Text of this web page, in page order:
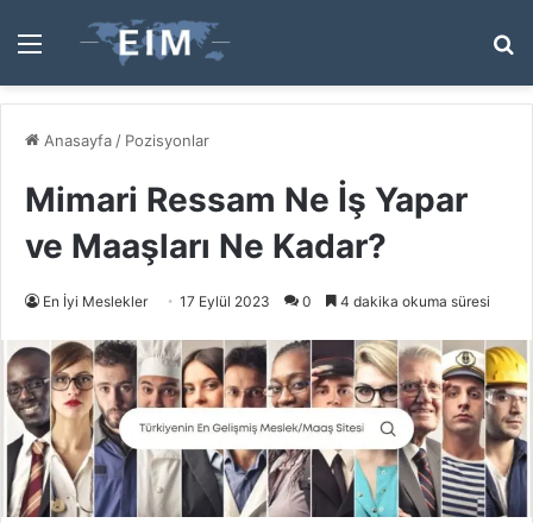
Menü
...
Anasayfa / Pozisyonlar
Mimari Ressam Ne İş Yapar
ve Maaşları Ne Kadar?
En İyi Meslekler 17 Eylül 2023 0 4 dakika okuma süresi